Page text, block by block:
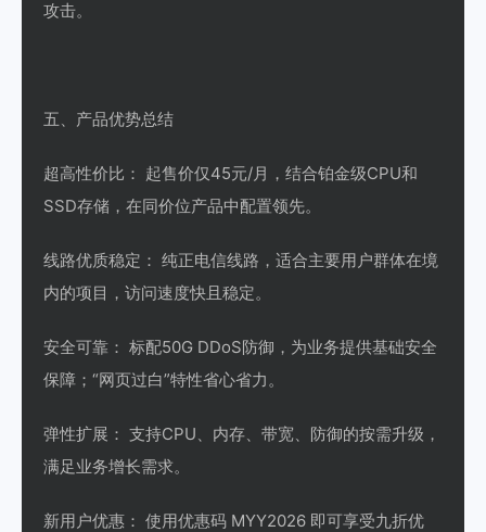
攻击。
五、产品优势总结
超高性价比： 起售价仅45元/月，结合铂金级CPU和
SSD存储，在同价位产品中配置领先。
线路优质稳定： 纯正电信线路，适合主要用户群体在境
内的项目，访问速度快且稳定。
安全可靠： 标配50G DDoS防御，为业务提供基础安全
保障；“网页过白”特性省心省力。
弹性扩展： 支持CPU、内存、带宽、防御的按需升级，
满足业务增长需求。
新用户优惠： 使用优惠码 MYY2026 即可享受九折优